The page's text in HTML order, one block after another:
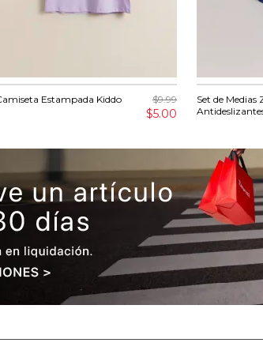
Estampada Kiddo $9.99
$5.00
Set de Medias